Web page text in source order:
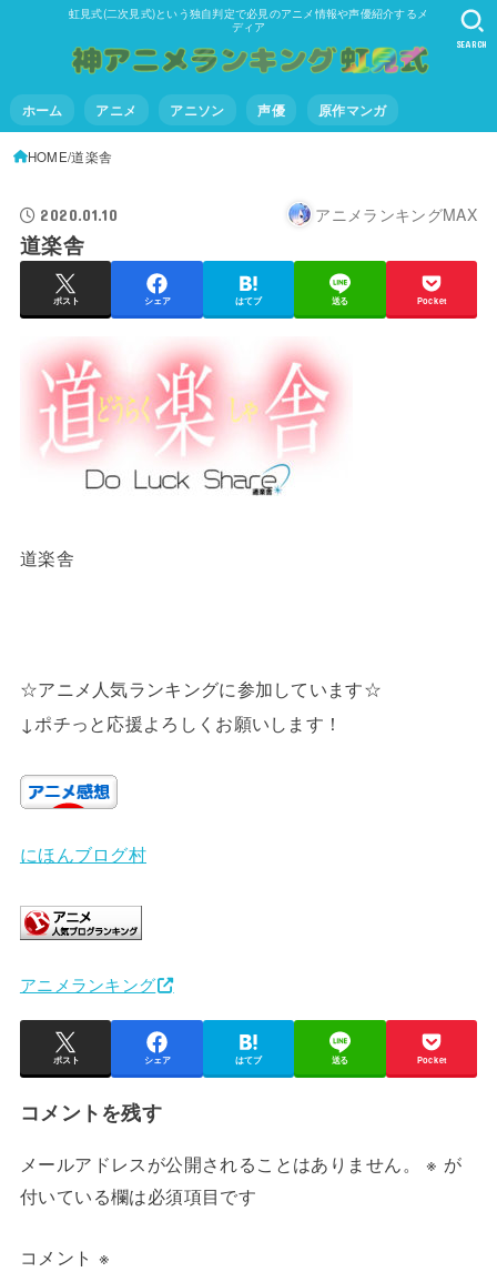
虹見式(二次見式)という独自判定で必見のアニメ情報や声優紹介するメ
ディア
ホーム アニメ アニソン 声優 原作マンガ
SEARCH
HOME 道楽舎
2020.01.10 アニメランキングMAX
道楽舎
ポスト シェア はてブ 送る Pocket
道楽舎
☆アニメ人気ランキングに参加しています☆
↓ポチっと応援よろしくお願いします！
にほんブログ村
アニメランキング
ポスト シェア はてブ 送る Pocket
コメントを残す
メールアドレスが公開されることはありません。 ※ が
付いている欄は必須項目です
コメント ※